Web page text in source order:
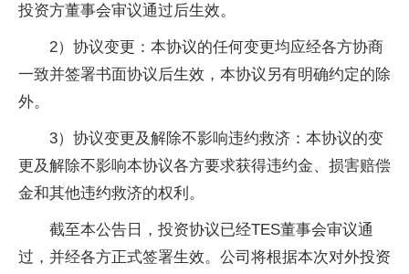
投资方董事会审议通过后生效。
2）协议变更：本协议的任何变更均应经各方协商
一致并签署书面协议后生效，本协议另有明确约定的除
外。
3）协议变更及解除不影响违约救济：本协议的变
更及解除不影响本协议各方要求获得违约金、损害赔偿
金和其他违约救济的权利。
截至本公告日，投资协议已经TES董事会审议通
过，并经各方正式签署生效。公司将根据本次对外投资